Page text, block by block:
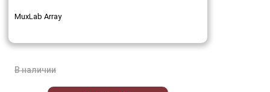
MuxLab Array
В наличии